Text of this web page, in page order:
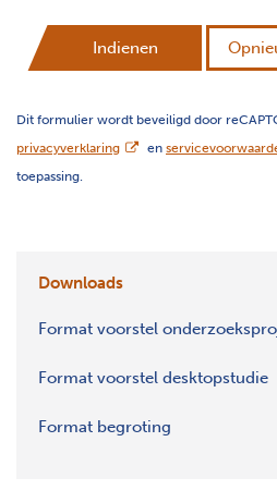
Indienen
Dit formulier wordt beveiligd door
privacyverklaringopent nieuw scherm
en
toepassing.
Downloads
Format voorstel
Format voorstel desktopstudie
Format begroting